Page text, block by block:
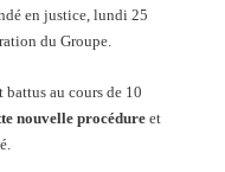
en justice, lundi 25
du Groupe.
battus au cours de 10
nouvelle procédureet